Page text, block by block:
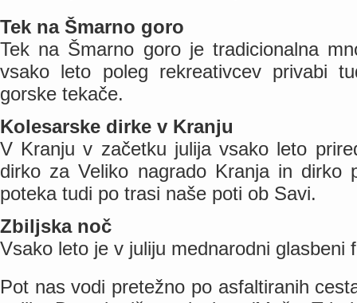
Tek na Šmarno goro
Tek na Šmarno goro je tradicionalna
vsako leto poleg rekreativcev privabi
gorske tekače.
Kolesarske dirke v Kranju
V Kranju v začetku julija vsako leto
dirko za Veliko nagrado Kranja in dirko
poteka tudi po trasi naše poti ob Savi.
Zbiljska noč
Vsako leto je v juliju mednarodni glasbeni
Pot nas vodi pretežno po asfaltiranih